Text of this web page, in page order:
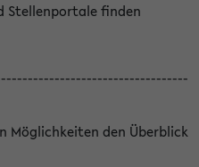
Stellenportale finden
Möglichkeiten den Überblick